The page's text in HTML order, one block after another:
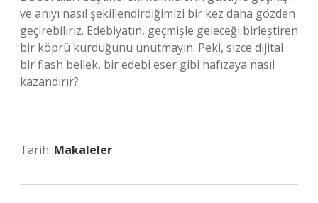
ve anıyı nasıl şekillendirdiğimizi bir kez daha gözden
geçirebiliriz. Edebiyatın, geçmişle geleceği birleştiren
bir köprü kurduğunu unutmayın. Peki, sizce dijital
bir flash bellek, bir edebi eser gibi hafızaya nasıl
kazandırır?
Tarih: Makaleler